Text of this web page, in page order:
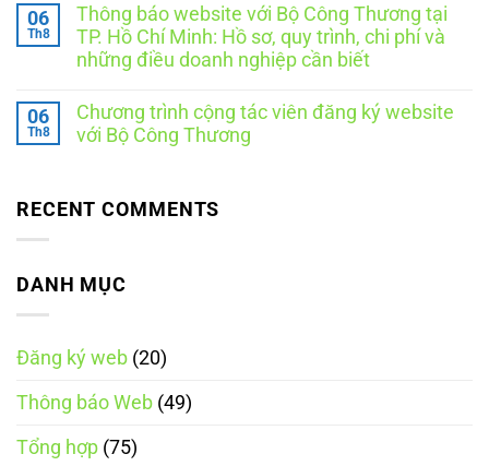
ngày
nào?
Những
điều
cần
theo
Nghị
định
248/2026/NĐ-
cần
những
tài
liệu
gì?
tài
liệu
doanh
nghiệp
bình
luận
ở
Thông
với
Bộ
Công
Nội:
Doanh
gì
để
06
Th8
Thông báo website với Bộ Công Thương tại
TP. Hồ Chí Minh: Hồ sơ, quy trình, chi phí và
những điều doanh nghiệp cần biết
bình
luận
ở
với
Bộ
TP.
sơ,
quy
trình,
chi
những
06
Th8
Chương trình cộng tác viên đăng ký website
với Bộ Công Thương
luận
ở
tác
viên
với
Bộ
Thương
RECENT COMMENTS
DANH MỤC
Đăng ký web (20)
Thông báo Web (49)
Tổng hợp (75)